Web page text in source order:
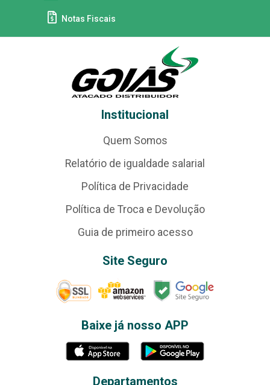
Notas Fiscais
Institucional
Quem Somos
Relatório de igualdade salarial
Política de Privacidade
Política de Troca e Devolução
Guia de primeiro acesso
Site Seguro
Baixe já nosso APP
Departamentos